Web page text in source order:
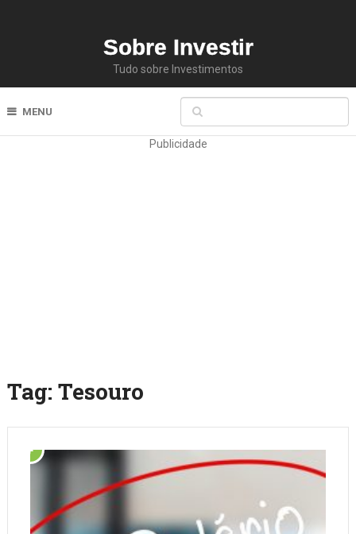
Sobre Investir
Tudo sobre Investimentos
MENU
Publicidade
Tag: Tesouro